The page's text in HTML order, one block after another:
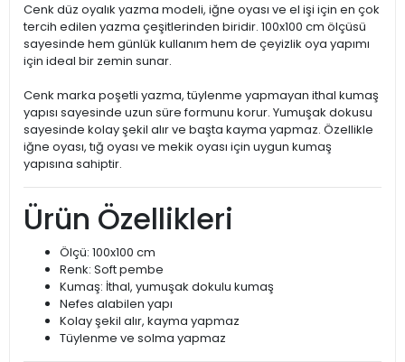
Cenk düz oyalık yazma modeli, iğne oyası ve el işi için en çok
tercih edilen yazma çeşitlerinden biridir. 100x100 cm ölçüsü
sayesinde hem günlük kullanım hem de çeyizlik oya yapımı
için ideal bir zemin sunar.
Cenk marka poşetli yazma, tüylenme yapmayan ithal kumaş
yapısı sayesinde uzun süre formunu korur. Yumuşak dokusu
sayesinde kolay şekil alır ve başta kayma yapmaz. Özellikle
iğne oyası, tığ oyası ve mekik oyası için uygun kumaş
yapısına sahiptir.
Ürün Özellikleri
Ölçü: 100x100 cm
Renk: Soft pembe
Kumaş: İthal, yumuşak dokulu kumaş
Nefes alabilen yapı
Kolay şekil alır, kayma yapmaz
Tüylenme ve solma yapmaz